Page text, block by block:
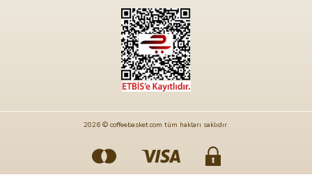
2026 © coffeebasket.com tüm hakları saklıdır.